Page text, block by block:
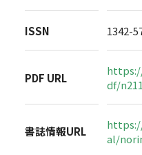
ISSN 1342-
PDF URL
df/
書誌情報URL
al/